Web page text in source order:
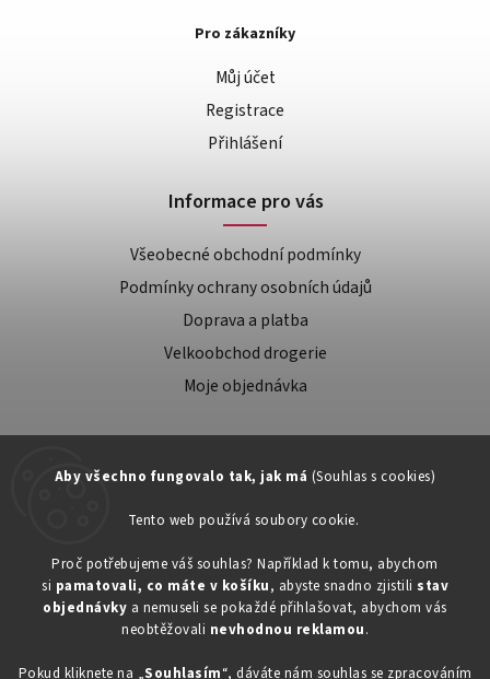
Aby všechno fungovalo tak, jak má (Souhlas s cookies)
Tento web používá soubory cookie.
Proč potřebujeme váš souhlas? Například k tomu, abychom
si pamatovali, co máte v košíku, abyste snadno zjistili stav
objednávky a nemuseli se pokaždé přihlašovat, abychom vás
neobtěžovali nevhodnou reklamou.
Pokud kliknete na „Souhlasím“, dáváte nám souhlas se zpracováním
734603917
eshop@toner-rl.cz
Pro zákazníky
Můj účet
Registrace
Přihlášení
Informace pro vás
Všeobecné obchodní podmínky
Podmínky ochrany osobních údajů
Doprava a platba
Velkoobchod drogerie
Moje objednávka